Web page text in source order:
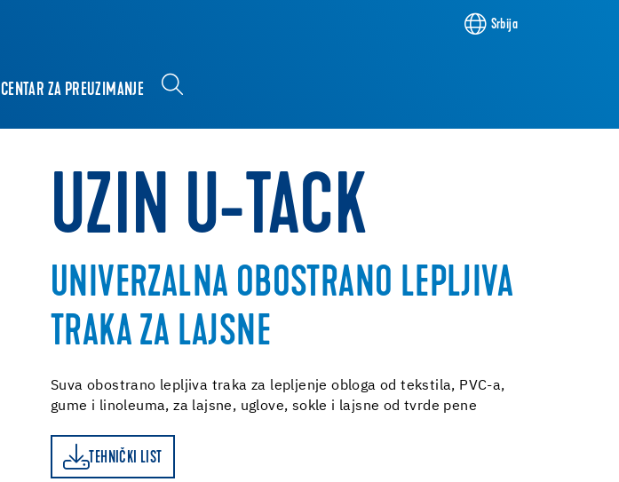
Srbija
CENTAR ZA PREUZIMANJE
UZIN U-TACK
UNIVERZALNA OBOSTRANO LEPLJIVA
TRAKA ZA LAJSNE
Suva obostrano lepljiva traka za lepljenje obloga od tekstila, PVC-a,
gume i linoleuma, za lajsne, uglove, sokle i lajsne od tvrde pene
TEHNIČKI LIST